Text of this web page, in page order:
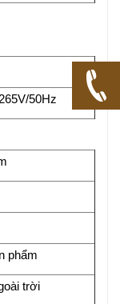
50Hz
phẩm
trời